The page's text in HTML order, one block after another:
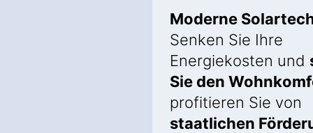
Moderne
Senken Sie Ihre
Energiekosten und
Sie den
profitieren Sie von
staatlichen